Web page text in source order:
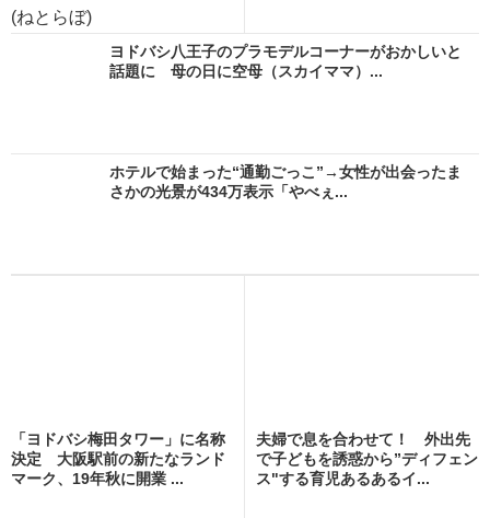
(ねとらぼ)
ヨドバシ八王子のプラモデルコーナーがおかしいと
話題に 母の日に空母（スカイママ）...
ホテルで始まった“通勤ごっこ”→女性が出会ったま
さかの光景が434万表示「やべぇ...
「ヨドバシ梅田タワー」に名称
決定 大阪駅前の新たなランド
マーク、19年秋に開業 ...
夫婦で息を合わせて！ 外出先
で子どもを誘惑から”ディフェン
ス"する育児あるあるイ...